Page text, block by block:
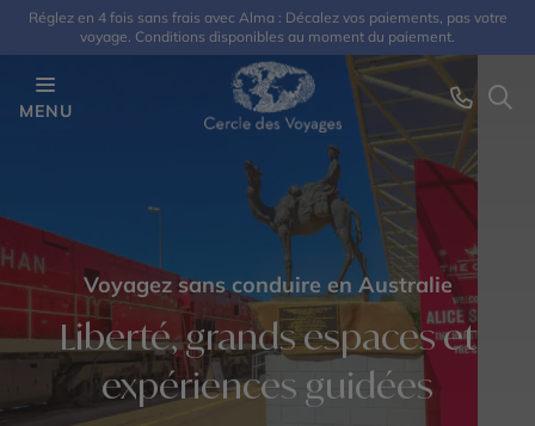
Réglez en 4 fois sans frais avec Alma : Décalez vos paiements, pas votre
voyage. Conditions disponibles au moment du paiement.
MENU
Voyagez sans conduire en Australie
Liberté, grands espaces et
expériences guidées